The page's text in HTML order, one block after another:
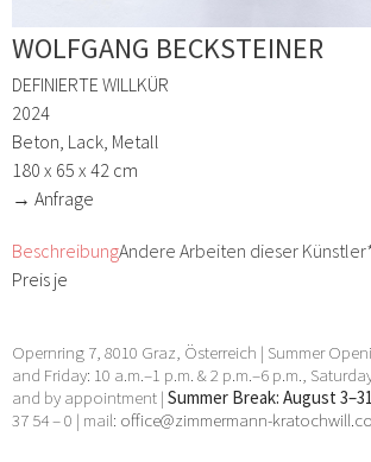
WOLFGANG BECKSTEINER
DEFINIERTE WILLKÜR
2024
Beton, Lack, Metall
180 x 65 x 42 cm
→ Anfrage
BeschreibungAndere Arbeiten dieser
Preis je
Opernring 7, 8010 Graz, Österreich | Summer
and Friday: 10 a.m.–1 p.m. & 2 p.m.–6 p.m.,
and by appointment | Summer Break: August
37 54 – 0 | mail: office@zimmermann-